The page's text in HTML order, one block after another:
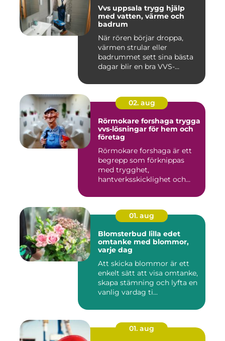
Vvs uppsala trygg hjälp
med vatten, värme och
badrum
När rören börjar droppa,
värmen strular eller
badrummet sett sina bästa
dagar blir en bra VVS-
02. aug
Rörmokare forshaga trygga
vvs-lösningar för hem och
företag
Rörmokare forshaga är ett
begrepp som förknippas
med trygghet,
hantverksskicklighet och
01. aug
Blomsterbud lilla edet
omtanke med blommor,
varje dag
Att skicka blommor är ett
enkelt sätt att visa omtanke,
skapa stämning och lyfta en
vanlig vardag ti...
01. aug